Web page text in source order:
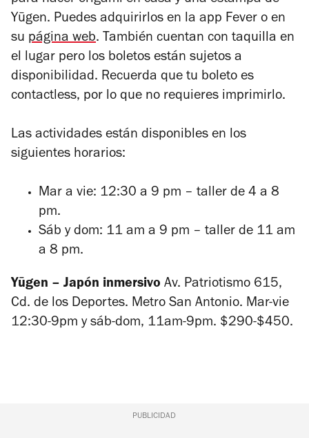
Yūgen. Puedes adquirirlos en la app Fever o en
su página web. También cuentan con taquilla en
el lugar pero los boletos están sujetos a
disponibilidad. Recuerda que tu boleto es
contactless, por lo que no requieres imprimirlo.
Las actividades están disponibles en los
siguientes horarios:
Mar a vie: 12:30 a 9 pm – taller de 4 a 8
pm.
Sáb y dom: 11 am a 9 pm – taller de 11 am
a 8 pm.
Yūgen – Japón inmersivo Av. Patriotismo 615,
Cd. de los Deportes. Metro San Antonio. Mar-vie
12:30-9pm y sáb-dom, 11am-9pm. $290-$450.
PUBLICIDAD